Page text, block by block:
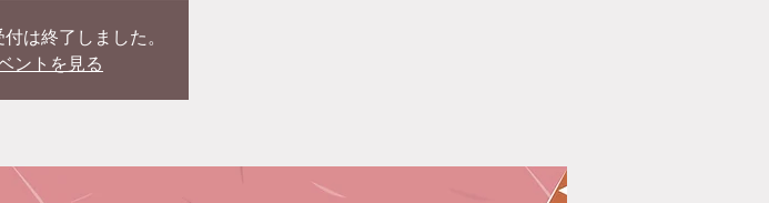
は終了しました。
ントを見る